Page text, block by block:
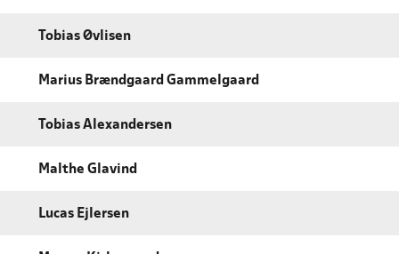
Tobias Øvlisen
Marius Brændgaard Gammelgaard
Tobias Alexandersen
Malthe Glavind
Lucas Ejlersen